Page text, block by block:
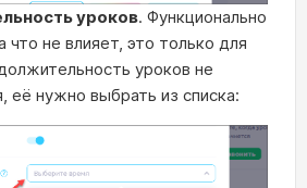
уроков. Функционально
что не влияет, это только для
уроков не
её нужно выбрать из списка: